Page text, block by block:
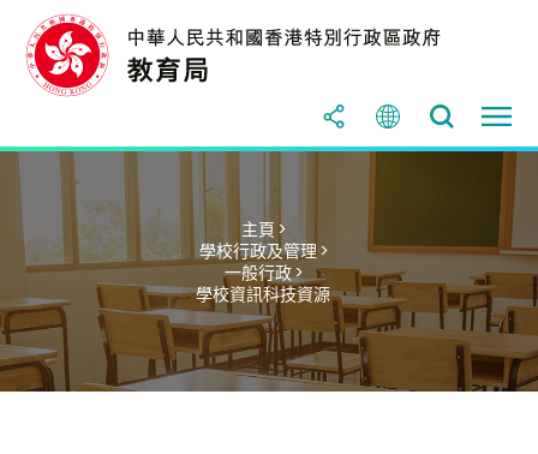
主頁 >
學校行政及管理 >
一般行政 >
學校資訊科技資源